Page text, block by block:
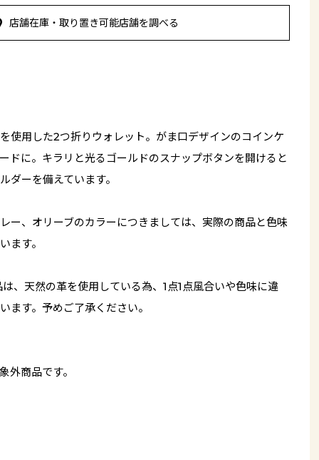
店舗在庫・取り置き可能店舗を調べる
使用した2つ折りウォレット。がま口デザインのコインケ
ドに。キラリと光るゴールドのスナップボタンを開けると
ダーを備えています。
ー、オリーブのカラーにつきましては、実際の商品と色味
ます。
、天然の革を使用している為、1点1点風合いや色味に違
ます。予めご了承ください。
外商品です。